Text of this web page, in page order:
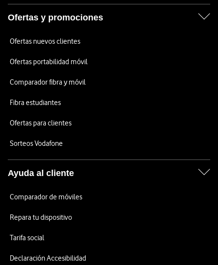
Ofertas y promociones
Ofertas nuevos clientes
Ofertas portabilidad móvil
Comparador fibra y móvil
Fibra estudiantes
Ofertas para clientes
Sorteos Vodafone
Ayuda al cliente
Comparador de móviles
Repara tu dispositivo
Tarifa social
Declaración Accesibilidad